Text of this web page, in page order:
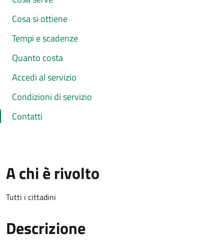
Cosa si ottiene
Tempi e scadenze
Quanto costa
Accedi al servizio
Condizioni di servizio
Contatti
A chi è rivolto
Tutti i cittadini
Descrizione